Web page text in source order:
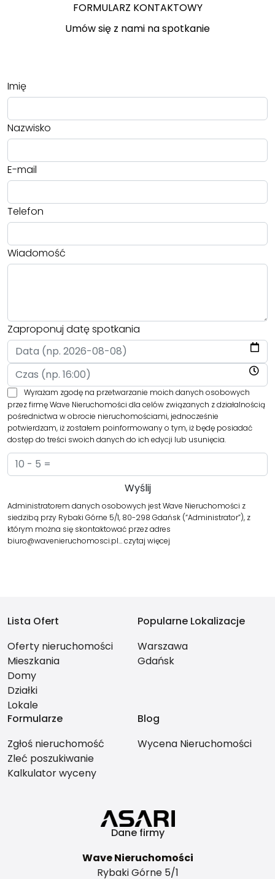
FORMULARZ KONTAKTOWY
Umów się z nami na spotkanie
Imię
Nazwisko
E-mail
Telefon
Wiadomość
Zaproponuj datę spotkania
Wyrażam zgodę na przetwarzanie moich danych osobowych
przez firmę Wave Nieruchomości dla celów związanych z działalnością
pośrednictwa w obrocie nieruchomościami, jednocześnie
potwierdzam, iż zostałem poinformowany o tym, iż będę posiadać
dostęp do treści swoich danych do ich edycji lub usunięcia.
Administratorem danych osobowych jest Wave Nieruchomości z
siedzibą przy Rybaki Górne 5/1, 80-298 Gdańsk (“Administrator”), z
którym można się skontaktować przez adres
biuro@wavenieruchomosci.pl…czytaj więcej
Lista Ofert
Oferty nieruchomości
Mieszkania
Domy
Działki
Lokale
Popularne Lokalizacje
Warszawa
Gdańsk
Formularze
Zgłoś nieruchomość
Zleć poszukiwanie
Kalkulator wyceny
Blog
Wycena Nieruchomości
Dane firmy
Wave Nieruchomości
Rybaki Górne 5/1